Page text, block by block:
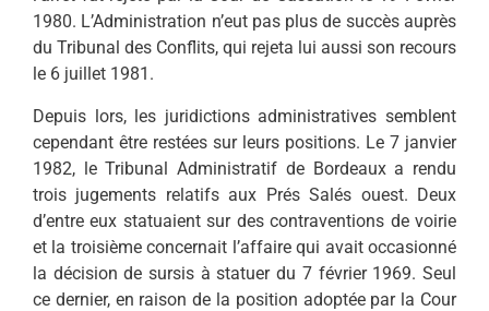
1980. L’Administration n’eut pas plus de succès auprès
du Tribunal des Conflits, qui rejeta lui aussi son recours
le 6 juillet 1981.
Depuis lors, les juridictions administratives semblent
cependant être restées sur leurs positions. Le 7 janvier
1982, le Tribunal Administratif de Bordeaux a rendu
trois jugements relatifs aux Prés Salés ouest. Deux
d’entre eux statuaient sur des contraventions de voirie
et la troisième concernait l’affaire qui avait occasionné
la décision de sursis à statuer du 7 février 1969. Seul
ce dernier, en raison de la position adoptée par la Cour